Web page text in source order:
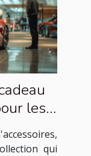
les
qui